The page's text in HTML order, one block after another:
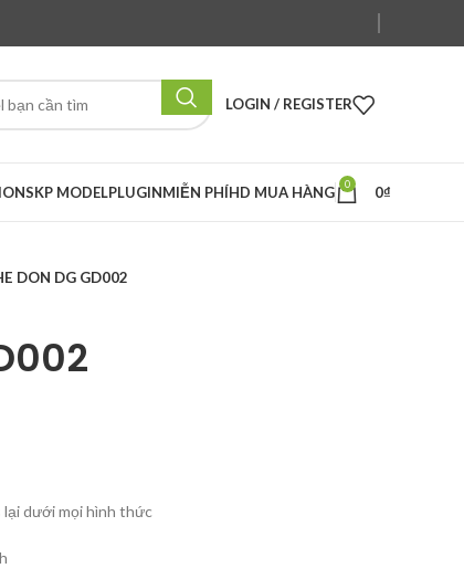
LOGIN / REGISTER
SKP MODELPLUGINMIỄN PHÍHD MUA HÀNG 0 0₫
DON DG GD002
lại dưới mọi hình thức